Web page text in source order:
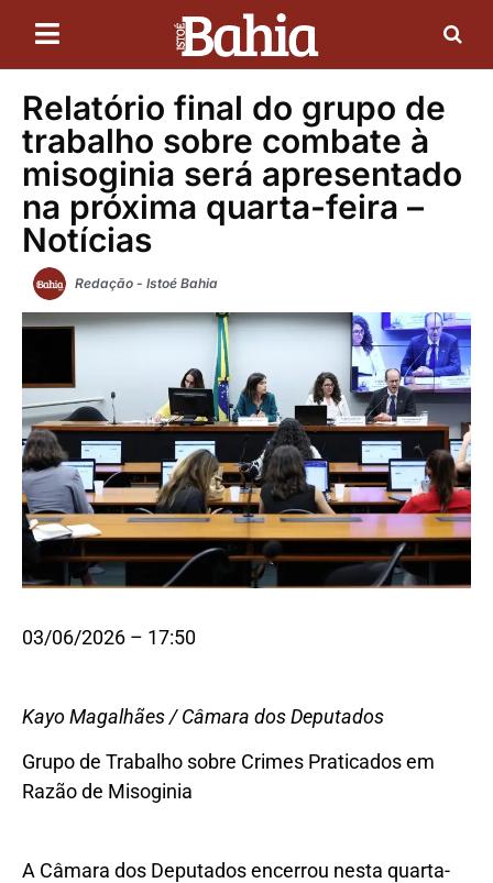
Relatório final do grupo de
trabalho sobre combate à
misoginia será apresentado
na próxima quarta-feira –
Notícias
Redação - Istoé Bahia
03/06/2026 – 17:50
Kayo Magalhães / Câmara dos Deputados
Grupo de Trabalho sobre Crimes Praticados em
Razão de Misoginia
A Câmara dos Deputados encerrou nesta quarta-